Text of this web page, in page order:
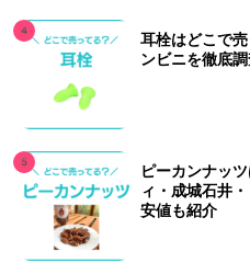
耳栓はどこで
ンビニを徹底
ピーカンナッ
ィ・成城石井
安値も紹介